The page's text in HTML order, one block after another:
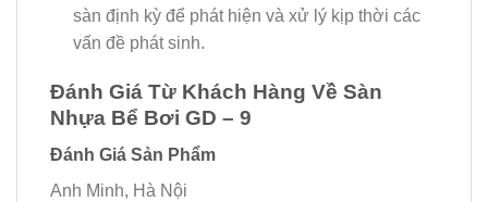
sàn định kỳ để phát hiện và xử lý kịp thời các
vấn đề phát sinh.
Đánh Giá Từ Khách Hàng Về Sàn
Nhựa Bể Bơi GD – 9
Đánh Giá Sản Phẩm
Anh Minh, Hà Nội